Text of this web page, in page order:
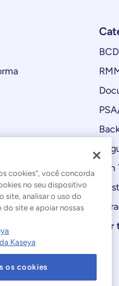
cookies”, você concorda
no seu dispositivo
site, analisar o uso do
do site e apoiar nossas
Kaseya
os cookies